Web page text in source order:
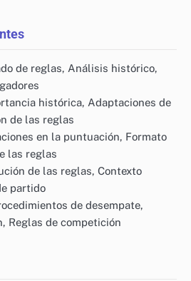
de reglas, Análisis histórico,
histórica, Adaptaciones de
de las reglas
en la puntuación, Formato
las reglas
de las reglas, Contexto
partido
de desempate,
Reglas de competición